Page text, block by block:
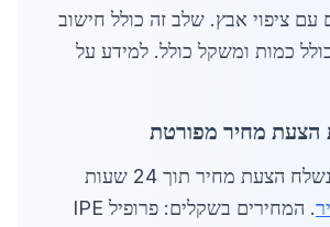
עם ציפוי אבץ. שלב זה כולל חישוב
כמות ומשקל כולל. למידע על
לאחר הייעוץ, נשלח הצעת מחיר תוך 24 שעות
. המחירים בשקלים: פרופיל IPE